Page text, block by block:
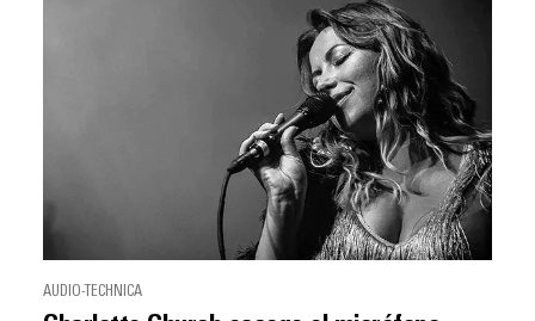
AUDIO-TECHNICA